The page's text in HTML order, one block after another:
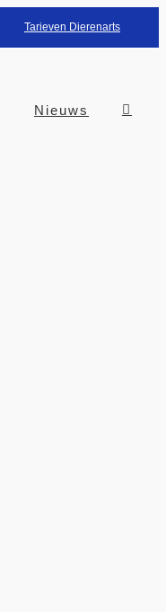
Tarieven Dierenarts
Nieuws